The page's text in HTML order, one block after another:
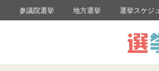
参議院選挙 地方選挙 選挙スケジ